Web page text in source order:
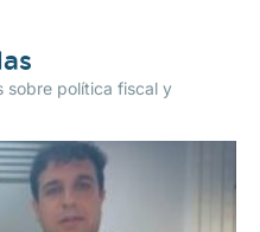
sobre política fiscal y